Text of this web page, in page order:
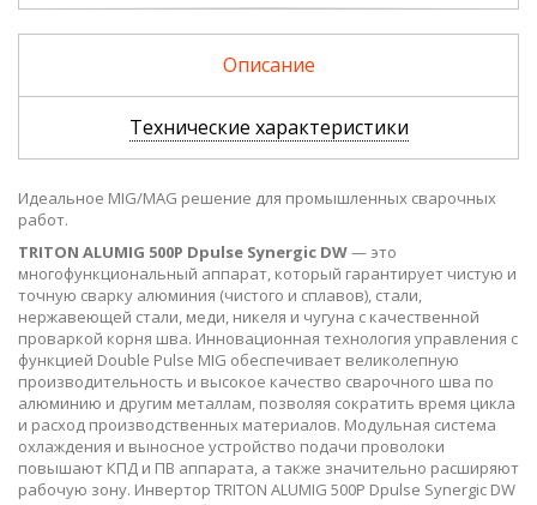
Описание
Технические характеристики
Идеальное MIG/MAG решение для промышленных сварочных
работ.
TRITON ALUMIG 500P Dpulse Synergic DW— это
многофункциональный аппарат, который гарантирует чистую и
точную сварку алюминия (чистого и сплавов), стали,
нержавеющей стали, меди, никеля и чугуна с качественной
проваркой корня шва. Инновационная технология управления с
функцией Double Pulse MIG обеспечивает великолепную
производительность и высокое качество сварочного шва по
алюминию и другим металлам, позволяя сократить время цикла
и расход производственных материалов. Модульная система
охлаждения и выносное устройство подачи проволоки
повышают КПД и ПВ аппарата, а также значительно расширяют
рабочую зону. Инвертор TRITON ALUMIG 500P Dpulse Synergic DW